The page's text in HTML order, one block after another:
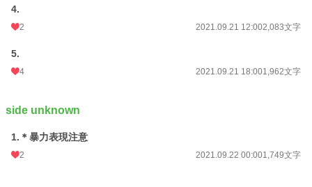
4.
2 2021.09.21 12:002,083文字
5.
4 2021.09.21 18:001,962文字
side unknown
1.＊暴力表現注意
2 2021.09.22 00:001,749文字